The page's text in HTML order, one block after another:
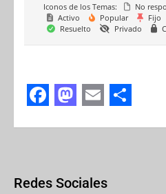
Iconos de los Temas:
No
Activo
Popular Fijo
Resuelto
Privado
e t i
Redes Sociales